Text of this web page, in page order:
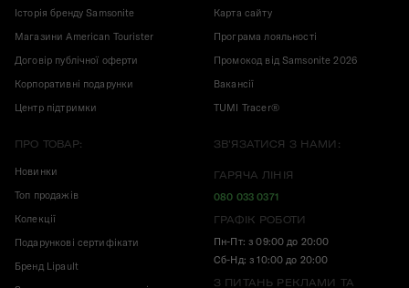
Історія бренду Samsonite
Магазини American Tourister
Договір публічної оферти
Корпоративні подарунки
Центр підтримки
Карта сайту
Програма лояльності
Промокод від Samsonite 2026
Вакансії
TUMI Tracer®
ПРО ТОВАР:
Новинки
Топ продажів
Колекції
Подарункові сертифікати
Бренд Lipault
ЗВ'ЯЗАТИСЯ З НАМИ:
ГАРЯЧА ЛІНІЯ
080 033 0371
ГРАФІК РОБОТИ
Пн-Пт: з 09:00 до 20:00
Сб-Нд: з 10:00 до 20:00
З ПИТАНЬ РЕКЛАМИ ТА